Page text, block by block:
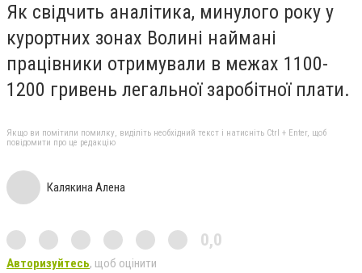
Як свідчить аналітика, минулого року у
курортних зонах Волині наймані
працівники отримували в межах 1100-
1200 гривень легальної заробітної плати.
Якщо ви помітили помилку, виділіть необхідний текст і натисніть Ctrl + Enter, щоб
повідомити про це редакцію
Калякина Алена
0,0
Авторизуйтесь, щоб оцінити